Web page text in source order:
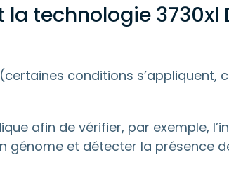
technologie 3730xl
conditions s’appliquent,
afin de vérifier, par exemple,
génome et détecter la présence